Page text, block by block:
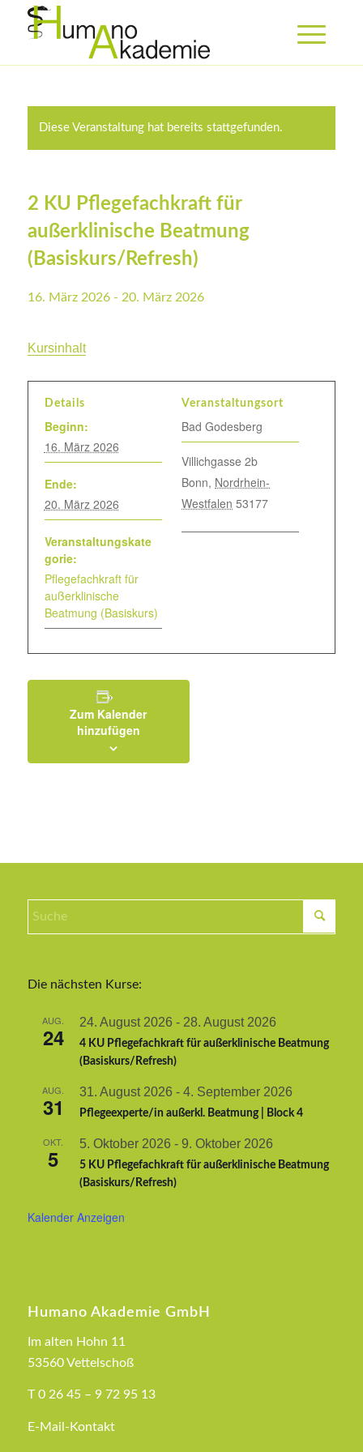
Diese Veranstaltung hat bereits stattgefunden.
2 KU Pflegefachkraft für
außerklinische Beatmung
(Basiskurs/Refresh)
16. März 2026- 20. März 2026
Kursinhalt
Details
Beginn:
16. März 2026
Ende:
20. März 2026
Veranstaltungskate
gorie:
Pflegefachkraft für
außerklinische
Beatmung (Basiskurs)
Veranstaltungsort
Bad Godesberg
Villichgasse 2b
Bonn, Nordrhein-
Westfalen 53177
Zum Kalender
hinzufügen
Die nächsten Kurse:
AUG.
24
24. August 2026 - 28. August 2026
4 KU Pflegefachkraft für außerklinische Beatmung
(Basiskurs/Refresh)
AUG.
31
31. August 2026 - 4. September 2026
Pflegeexperte/in außerkl. Beatmung | Block 4
OKT.
5
5. Oktober 2026 - 9. Oktober 2026
5 KU Pflegefachkraft für außerklinische Beatmung
(Basiskurs/Refresh)
Kalender Anzeigen
Humano Akademie GmbH
Im alten Hohn 11
53560 Vettelschoß
T 0 26 45 – 9 72 95 13
E-Mail-Kontakt